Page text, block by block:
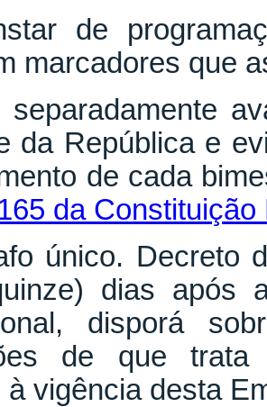
de
marcadores que
da República e
de cada
da Constituição
único. Decreto
dias após
disporá
de que trata
à vigência desta